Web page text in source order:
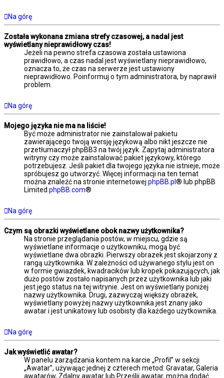
Na górę
Została wykonana zmiana strefy czasowej, a nadal jest
wyświetlany nieprawidłowy czas!
Jeżeli na pewno strefa czasowa została ustawiona
prawidłowo, a czas nadal jest wyświetlany nieprawidłowo,
oznacza to, że czas na serwerze jest ustawiony
nieprawidłowo. Poinformuj o tym administratora, by naprawił
problem.
Na górę
Mojego języka nie ma na liście!
Być może administrator nie zainstalował pakietu
zawierającego twoją wersję językową albo nikt jeszcze nie
przetłumaczył phpBB3 na twój język. Zapytaj administratora
witryny czy może zainstalować pakiet językowy, którego
potrzebujesz. Jeśli pakiet dla twojego języka nie istnieje, może
spróbujesz go utworzyć. Więcej informacji na ten temat
można znaleźć na stronie internetowej phpBB.pl® lub phpBB
Limited phpBB.com®
Na górę
Czym są obrazki wyświetlane obok nazwy użytkownika?
Na stronie przeglądania postów, w miejscu, gdzie są
wyświetlane informacje o użytkowniku, mogą być
wyświetlane dwa obrazki. Pierwszy obrazek jest skojarzony z
rangą użytkownika. W zależności od używanego stylu jest on
w formie gwiazdek, kwadracików lub kropek pokazujących, jak
dużo postów zostało napisanych przez użytkownika lub jaki
jest jego status na tej witrynie. Jest on wyświetlany poniżej
nazwy użytkownika. Drugi, zazwyczaj większy obrazek,
wyświetlany powyżej nazwy użytkownika jest znany jako
awatar i jest unikatowy lub osobisty dla każdego użytkownika.
Na górę
Jak wyświetlić awatar?
W panelu zarządzania kontem na karcie „Profil” w sekcji
„Awatar”, używając jednej z czterech metod: Gravatar, Galeria
awatarów, Zdalny awatar lub Prześlij awatar, można dodać